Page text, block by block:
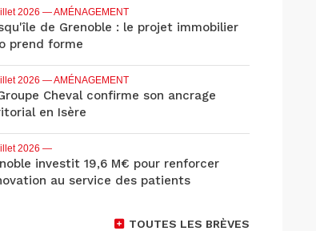
2026 — AMÉNAGEMENT
de Grenoble : le projet immobilier
prend forme
2026 — AMÉNAGEMENT
Cheval confirme son ancrage
en Isère
2026 —
investit 19,6 M€ pour renforcer
au service des patients
TOUTES LES BRÈVES